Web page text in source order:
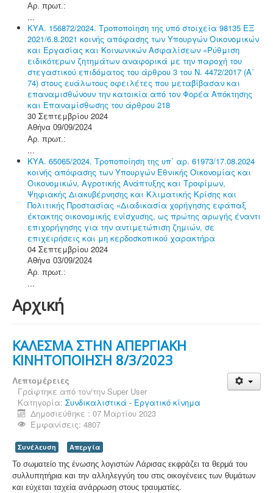
Αρ. πρωτ.:
...
ΚΥΑ. 156872/2024. Τροποποίηση της υπό στοιχεία 98135 ΕΞ
2021/6.8.2021 κοινής απόφασης των Υπουργών Οικονομικών
και Εργασίας και Κοινωνικών Ασφαλίσεων «Ρύθμιση
ειδικότερων ζητημάτων αναφορικά με την παροχή του
στεγαστικού επιδόματος του άρθρου 3 του Ν. 4472/2017 (Α΄
74) στους ευάλωτους οφειλέτες που μεταβίβασαν και
επαναμισθώνουν την κατοικία από τον Φορέα Απόκτησης
και Επαναμίσθωσης του άρθρου 218
30 Σεπτεμβρίου 2024
Αθήνα 09/09/2024
Αρ. πρωτ.:
...
ΚΥΑ. 65065/2024. Τροποποίηση της υπ΄ αρ. 61973/17.08.2024
κοινής απόφασης των Υπουργών Εθνικής Οικονομίας και
Οικονομικών, Αγροτικής Ανάπτυξης και Τροφίμων,
Ψηφιακής Διακυβέρνησης και Κλιματικής Κρίσης και
Πολιτικής Προστασίας «Διαδικασία χορήγησης εφάπαξ
έκτακτης οικονομικής ενίσχυσης, ως πρώτης αρωγής έναντι
επιχορήγησης για την αντιμετώπιση ζημιών, σε
επιχειρήσεις και μη κερδοσκοπικού χαρακτήρα
04 Σεπτεμβρίου 2024
Αθήνα 03/09/2024
Αρ. πρωτ.:
...
Αρχική
ΚΑΛΕΣΜΑ ΣΤΗΝ ΑΠΕΡΓΙΑΚΗ
ΚΙΝΗΤΟΠΟΙΗΣΗ 8/3/2023
Λεπτομέρειες
Γράφτηκε από τον/την Super User
Κατηγορία: Συνδικαλιστικά - Εργατικό κίνημα
Δημοσιεύθηκε : 07 Μαρτίου 2023
Εμφανίσεις: 4807
Συνέλευση
Απεργία
Το σωματείο της ένωσης λογιστών Λάρισας εκφράζει τα θερμά του
συλλυπητήρια και την αλληλεγγύη του στις οικογένειες των θυμάτων
και εύχεται ταχεία ανάρρωση στους τραυματίες.